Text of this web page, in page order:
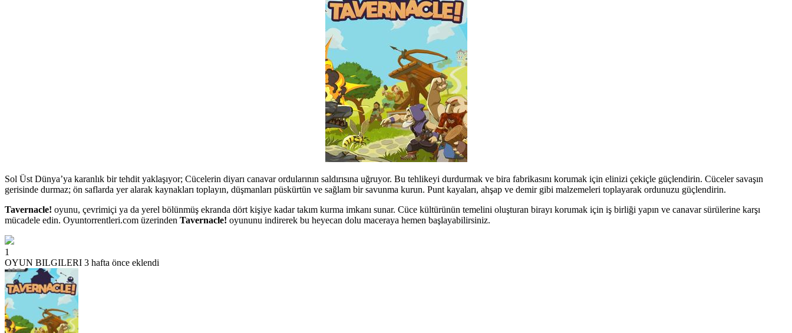
Sol Üst Dünya’ya karanlık bir tehdit yaklaşıyor; Cücelerin diyarı canavar ordularının saldırısına uğruyor. Bu tehlikeyi durdurmak ve bira fabrikasını korumak için elinizi çekiçle güçlendirin. Cüceler savaşın
gerisinde durmaz; ön saflarda yer alarak kaynakları toplayın, düşmanları püskürtün ve sağlam bir savunma kurun. Punt kayaları, ahşap ve demir gibi malzemeleri toplayarak ordunuzu güçlendirin.
Tavernacle! oyunu, çevrimiçi ya da yerel bölünmüş ekranda dört kişiye kadar takım kurma imkanı sunar. Cüce kültürünün temelini oluşturan birayı korumak için iş birliği yapın ve canavar sürülerine karşı
mücadele edin. Oyuntorrentleri.com üzerinden Tavernacle! oyununu indirerek bu heyecan dolu maceraya hemen başlayabilirsiniz.
1
OYUN BILGILERI 3 hafta önce eklendi